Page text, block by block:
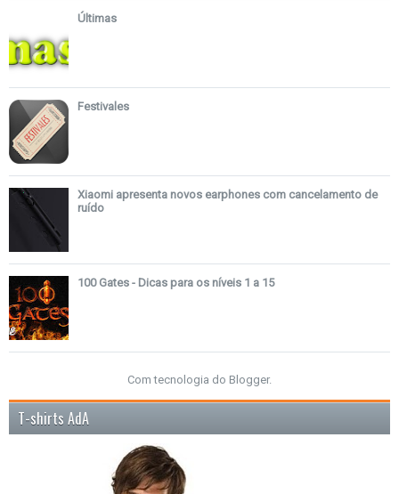
Últimas
Festivales
Xiaomi apresenta novos earphones com cancelamento de
ruído
100 Gates - Dicas para os níveis 1 a 15
Com tecnologia do Blogger.
T-shirts AdA